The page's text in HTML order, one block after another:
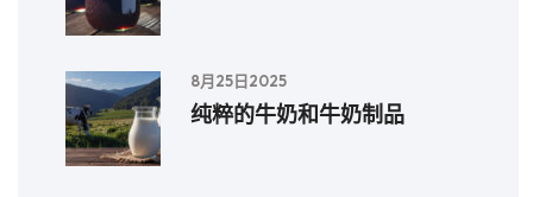
8月25日2025
纯粹的牛奶和牛奶制品